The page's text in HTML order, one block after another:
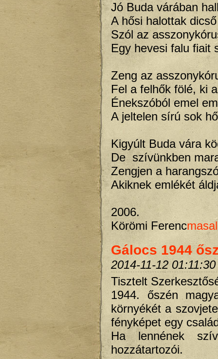
Jó Buda várában
A hősi halottak
Szól az
Egy hevesi falu fiait
Zeng az
Fel a felhők fölé, ki
Énekszóból emel
A jeltelen sírú sok
Kigyúlt Buda vára
De szívünkben
Zengjen a
Akiknek emlékét
2006.
Körömi Ferenc
Gálocs 1944
2014-11-12 01:11:30
Tisztelt
1944. őszén
környékét a
fényképet egy
Ha lennének
hozzátartozói.